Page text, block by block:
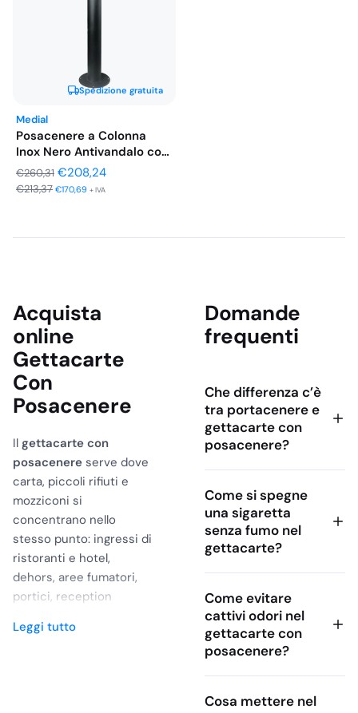
Spedizione gratuita
Medial
Posacenere a Colonna
Inox Nero Antivandalo con
Griglia…
€260,31 Il
prezzo
€208,24Il
€213,37 €170,69 + IVA
Acquista
online
Gettacarte
Con
Posacenere
Il gettacarte con
posacenere serve dove
carta, piccoli rifiuti e
mozziconi si
concentrano nello
stesso punto: ingressi di
ristoranti e hotel,
dehors, aree fumatori,
portici, reception
uffici, mense e strutture
Leggi tutto
Domande
frequenti
Che differenza c’è
tra portacenere e
gettacarte con
posacenere?
Come si spegne
una sigaretta
senza fumo nel
gettacarte?
Come evitare
cattivi odori nel
gettacarte con
posacenere?
Cosa mettere nel